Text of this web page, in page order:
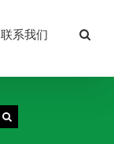
联系我们